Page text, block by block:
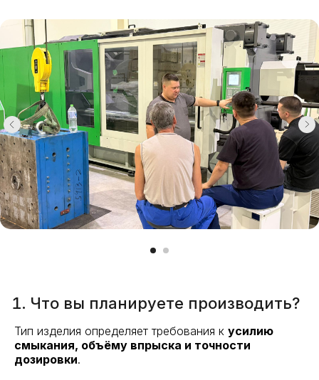
Что вы планируете производить?
Тип изделия определяет требования к усилию
смыкания, объёму впрыска и точности
дозировки.